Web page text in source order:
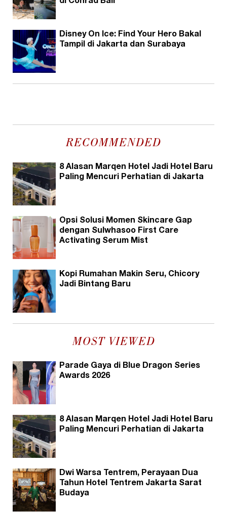
Disney On Ice: Find Your Hero Bakal
Tampil di Jakarta dan Surabaya
RECOMMENDED
8 Alasan Marqen Hotel Jadi Hotel Baru
Paling Mencuri Perhatian di Jakarta
Opsi Solusi Momen Skincare Gap
dengan Sulwhasoo First Care
Activating Serum Mist
Kopi Rumahan Makin Seru, Chicory
Jadi Bintang Baru
MOST VIEWED
Parade Gaya di Blue Dragon Series
Awards 2026
8 Alasan Marqen Hotel Jadi Hotel Baru
Paling Mencuri Perhatian di Jakarta
Dwi Warsa Tentrem, Perayaan Dua
Tahun Hotel Tentrem Jakarta Sarat
Budaya